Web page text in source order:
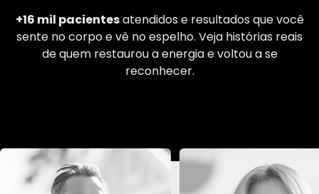
+16 mil pacientesatendidos e resultados que você
sente no corpo e vê no espelho. Veja histórias reais
de quem restaurou a energia e voltou a se
reconhecer.